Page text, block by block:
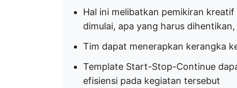
Hal ini melibatkan pemikiran
dimulai, apa yang harus
Tim dapat menerapkan kerangka
Template Start-Stop-Continue
efisiensi pada kegiatan tersebut